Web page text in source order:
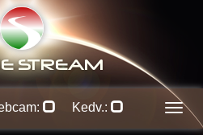
STREAM
Kedv.: